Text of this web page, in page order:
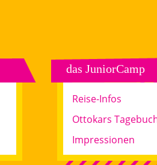
das JuniorCamp
Reise-Infos
Ottokars
Impressionen